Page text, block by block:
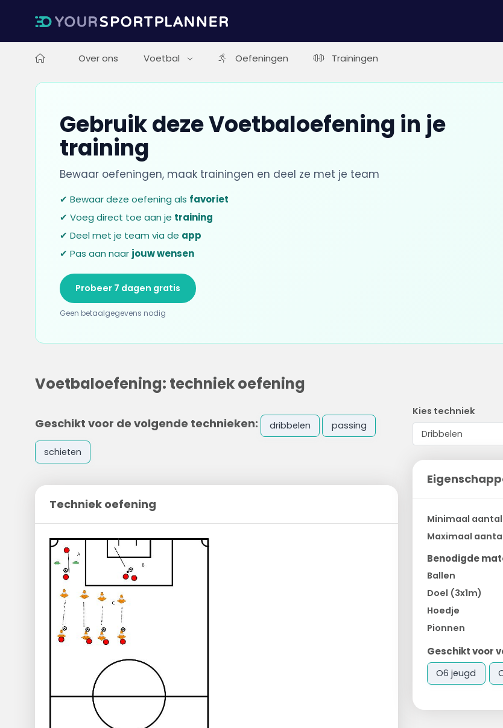
Over ons Voetbal Oefeningen Trainingen
Gebruik deze Voetbaloefening in je
training
Bewaar oefeningen, maak trainingen en deel ze met je team
✔ Bewaar deze oefening als favoriet
✔ Voeg direct toe aan je training
✔ Deel met je team via de app
✔ Pas aan naar jouw wensen
Probeer 7 dagen gratis
Geen betaalgegevens nodig
Voetbaloefening: techniek oefening
Geschikt voor de volgende technieken: dribbelen passing
schieten
Techniek oefening
Kies techniek
Minimaal
Maximaal
Benodigde
Ballen
Doel (3x1m)
Hoedje
Pionnen
Geschikt voor
O6 jeugd